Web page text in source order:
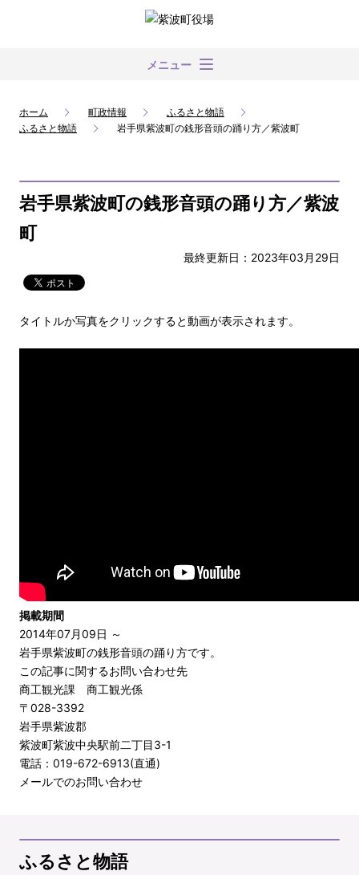
メニュー
ホーム 町政情報
ふるさと物語
ふるさと物語
岩手県紫波町の銭形音頭の踊り方／紫波町
岩手県紫波町の銭形音頭の踊り方／紫波
町
最終更新日：2023年03月29日
タイトルか写真をクリックすると動画が表示されます。
掲載期間
2014年07月09日 ～
岩手県紫波町の銭形音頭の踊り方です。
この記事に関するお問い合わせ先
商工観光課 商工観光係
〒028-3392
岩手県紫波郡
紫波町紫波中央駅前二丁目3-1
電話：019-672-6913(直通)
メールでのお問い合わせ
ふるさと物語